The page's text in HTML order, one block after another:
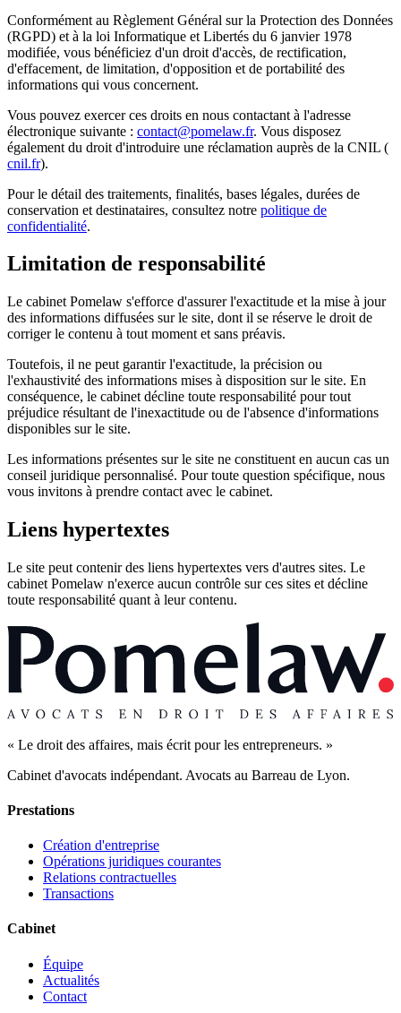
Conformément au Règlement Général sur la Protection des Données
(RGPD) et à la loi Informatique et Libertés du 6 janvier 1978
modifiée, vous bénéficiez d'un droit d'accès, de rectification,
d'effacement, de limitation, d'opposition et de portabilité des
informations qui vous concernent.
Vous pouvez exercer ces droits en nous contactant à l'adresse
électronique suivante : contact@pomelaw.fr. Vous disposez
également du droit d'introduire une réclamation auprès de la CNIL (
cnil.fr).
Pour le détail des traitements, finalités, bases légales, durées de
conservation et destinataires, consultez notre politique de
confidentialité.
Limitation de responsabilité
Le cabinet Pomelaw s'efforce d'assurer l'exactitude et la mise à jour
des informations diffusées sur le site, dont il se réserve le droit de
corriger le contenu à tout moment et sans préavis.
Toutefois, il ne peut garantir l'exactitude, la précision ou
l'exhaustivité des informations mises à disposition sur le site. En
conséquence, le cabinet décline toute responsabilité pour tout
préjudice résultant de l'inexactitude ou de l'absence d'informations
disponibles sur le site.
Les informations présentes sur le site ne constituent en aucun cas un
conseil juridique personnalisé. Pour toute question spécifique, nous
vous invitons à prendre contact avec le cabinet.
Liens hypertextes
Le site peut contenir des liens hypertextes vers d'autres sites. Le
cabinet Pomelaw n'exerce aucun contrôle sur ces sites et décline
toute responsabilité quant à leur contenu.
« Le droit des affaires, mais écrit pour les entrepreneurs. »
Cabinet d'avocats indépendant. Avocats au Barreau de Lyon.
Prestations
Création d'entreprise
Opérations juridiques courantes
Relations contractuelles
Transactions
Cabinet
Équipe
Actualités
Contact